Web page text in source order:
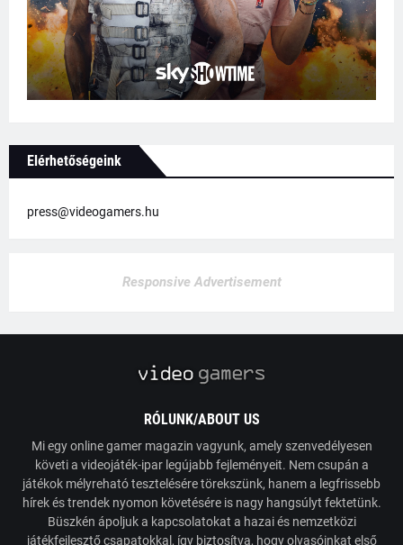
Elérhetőségeink
press@videogamers.hu
Responsive Advertisement
RÓLUNK/ABOUT US
Mi egy online gamer magazin vagyunk, amely szenvedélyesen
követi a videojáték-ipar legújabb fejleményeit. Nem csupán a
játékok mélyreható tesztelésére törekszünk, hanem a legfrissebb
hírek és trendek nyomon követésére is nagy hangsúlyt fektetünk.
Büszkén ápoljuk a kapcsolatokat a hazai és nemzetközi
játékfejlesztő csapatokkal, így biztosítva, hogy olvasóinkat első